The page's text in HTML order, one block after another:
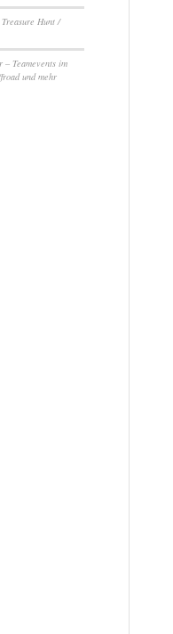
Treasure Hunt /
– Teamevents im
und mehr